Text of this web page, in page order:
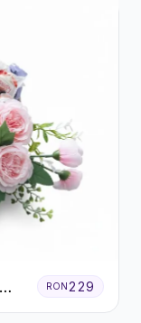
RON229